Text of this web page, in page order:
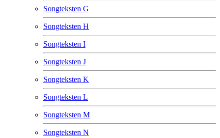
Songteksten G
Songteksten H
Songteksten I
Songteksten J
Songteksten K
Songteksten L
Songteksten M
Songteksten N